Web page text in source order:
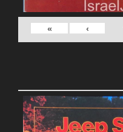
›
»